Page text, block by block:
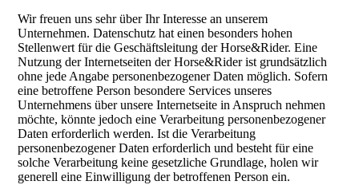
Wir freuen uns sehr über Ihr Interesse an unserem
Unternehmen. Datenschutz hat einen besonders hohen
Stellenwert für die Geschäftsleitung der Horse&Rider. Eine
Nutzung der Internetseiten der Horse&Rider ist grundsätzlich
ohne jede Angabe personenbezogener Daten möglich. Sofern
eine betroffene Person besondere Services unseres
Unternehmens über unsere Internetseite in Anspruch nehmen
möchte, könnte jedoch eine Verarbeitung personenbezogener
Daten erforderlich werden. Ist die Verarbeitung
personenbezogener Daten erforderlich und besteht für eine
solche Verarbeitung keine gesetzliche Grundlage, holen wir
generell eine Einwilligung der betroffenen Person ein.